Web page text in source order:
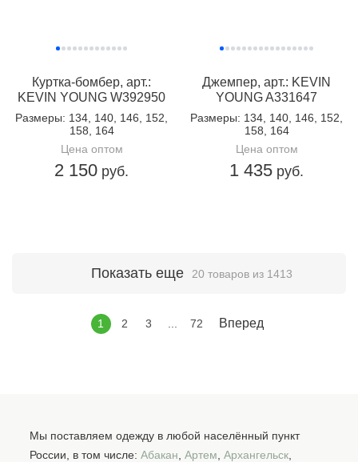
Куртка-бомбер, арт.:
KEVIN YOUNG W392950
Размеры: 134, 140, 146, 152,
158, 164
Цена оптом
2 150 руб.
Джемпер, арт.: KEVIN
YOUNG A331647
Размеры: 134, 140, 146, 152,
158, 164
Цена оптом
1 435 руб.
Показать еще 20 товаров из 1413
1 2 3 72 Вперед
Мы поставляем одежду в любой населённый пункт
России, в том числе: Абакан Артем Архангельск